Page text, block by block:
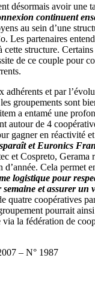
désormais avoir une
continuent
au sein d’une
Les partenaires
cette structure.
de ce couple pour
adhérents et par
groupements sont
a entamé une
autour de 4
gagner en réactivité
et Euronics
et Cospreto, Gerama
Cela permet
logistique pour
et assurer un
quatre coopératives
pourrait
via la fédération de
– N° 1987